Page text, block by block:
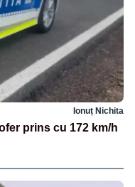
Ionuț Nichita
prins cu 172 km/h